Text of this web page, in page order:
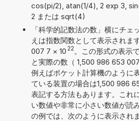
cos(pi/2), atan(1/4), 2 exp 3,
2 または sqrt(4)
「科学的記数法の数」横にチェ
えは指数関数として表示されま
007 7 × 10 22 。この形式の表示
と実際の数（ 1,500 986 653
例えばポケット計算機のように
ている装置の場合は1,500 986
表記する方法もあります。これ
い数値や非常に小さい数値が読
の例では、次のように表示され